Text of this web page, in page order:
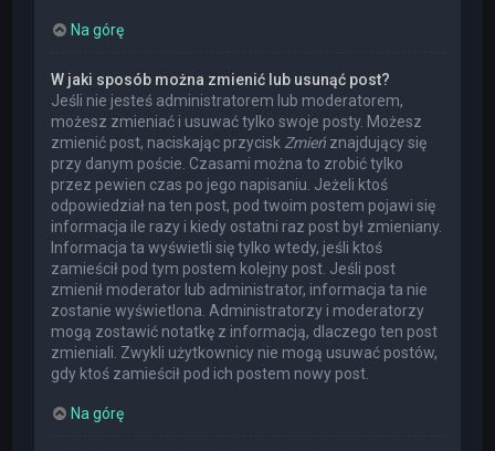
Na górę
W jaki sposób można zmienić lub usunąć post?
Jeśli nie jesteś administratorem lub moderatorem,
możesz zmieniać i usuwać tylko swoje posty. Możesz
zmienić post, naciskając przycisk Zmień znajdujący się
przy danym poście. Czasami można to zrobić tylko
przez pewien czas po jego napisaniu. Jeżeli ktoś
odpowiedział na ten post, pod twoim postem pojawi się
informacja ile razy i kiedy ostatni raz post był zmieniany.
Informacja ta wyświetli się tylko wtedy, jeśli ktoś
zamieścił pod tym postem kolejny post. Jeśli post
zmienił moderator lub administrator, informacja ta nie
zostanie wyświetlona. Administratorzy i moderatorzy
mogą zostawić notatkę z informacją, dlaczego ten post
zmieniali. Zwykli użytkownicy nie mogą usuwać postów,
gdy ktoś zamieścił pod ich postem nowy post.
Na górę